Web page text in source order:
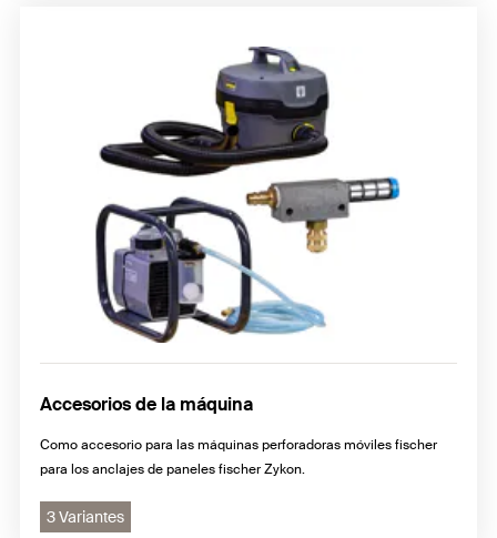
Accesorios de la máquina
Como accesorio para las máquinas perforadoras móviles fischer
para los anclajes de paneles fischer Zykon.
3 Variantes